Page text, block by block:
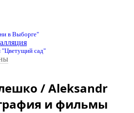
в Выборге"
"Цветущий сад"
/ Aleksandr
и фильмы